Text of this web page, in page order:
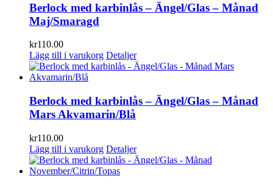
Berlock med karbinlås – Ängel/Glas – Månad
Maj/Smaragd
kr110.00
Lägg till i varukorg Detaljer
Berlock med karbinlås – Ängel/Glas – Månad
Mars Akvamarin/Blå
kr110.00
Lägg till i varukorg Detaljer